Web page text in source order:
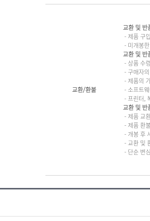
교환/환불
교환 및 반
- 제품 구
- 미개봉
교환 및 반
- 상품 수
- 구매자
- 제품의
- 소프트
- 프린터,
교환 및 반
- 제품 교
- 제품 환
- 개봉 후
- 교환 및
- 단순 변